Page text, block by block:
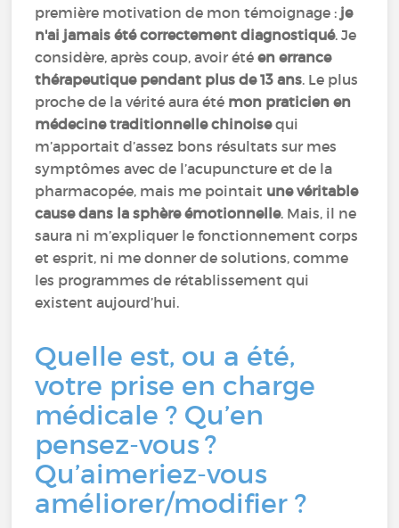
première motivation de mon témoignage : je
n'ai jamais été correctement diagnostiqué. Je
considère, après coup, avoir été en errance
thérapeutique pendant plus de 13 ans. Le plus
proche de la vérité aura été mon praticien en
médecine traditionnelle chinoisequi
m’apportait d’assez bons résultats sur mes
symptômes avec de l’acupuncture et de la
pharmacopée, mais me pointait une véritable
cause dans la sphère émotionnelle. Mais, il ne
saura ni m’expliquer le fonctionnement corps
et esprit, ni me donner de solutions, comme
les programmes de rétablissement qui
existent aujourd’hui.
Quelle est, ou a été,
votre prise en charge
médicale ? Qu’en
pensez-vous ?
Qu’aimeriez-vous
améliorer/modifier ?